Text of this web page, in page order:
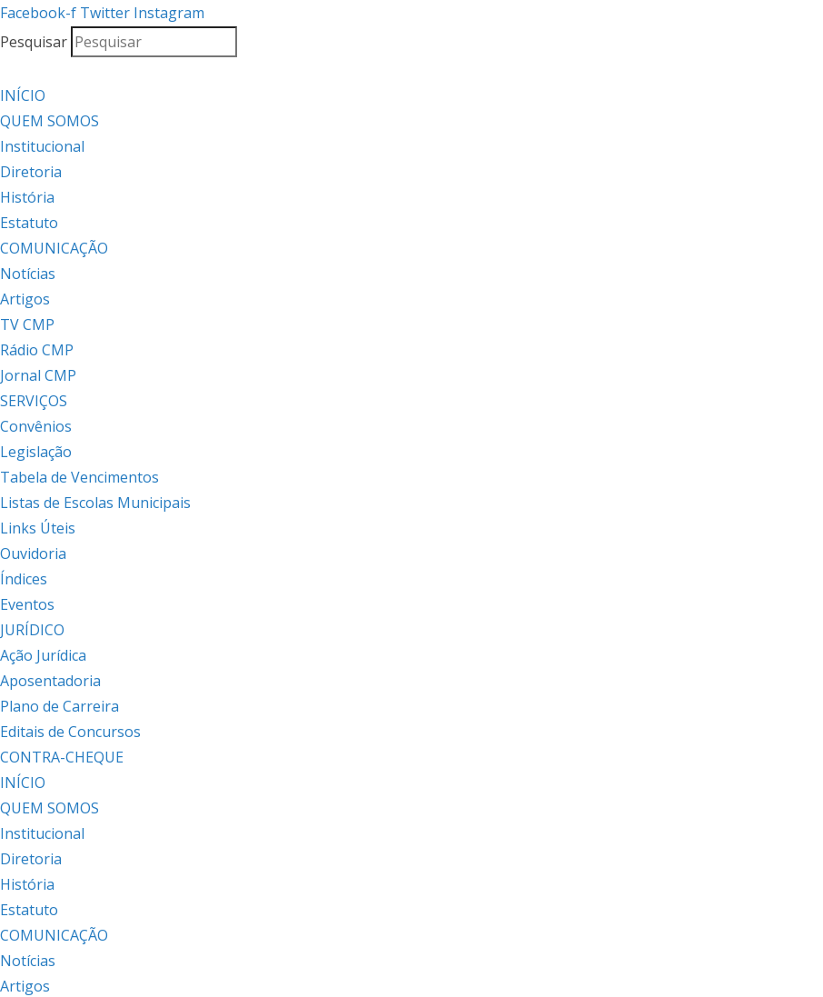
Facebook-f Twitter Instagram
Pesquisar
INÍCIO
QUEM SOMOS
Institucional
Diretoria
História
Estatuto
COMUNICAÇÃO
Notícias
Artigos
TV CMP
Rádio CMP
Jornal CMP
SERVIÇOS
Convênios
Legislação
Tabela de Vencimentos
Listas de Escolas Municipais
Links Úteis
Ouvidoria
Índices
Eventos
JURÍDICO
Ação Jurídica
Aposentadoria
Plano de Carreira
Editais de Concursos
CONTRA-CHEQUE
INÍCIO
QUEM SOMOS
Institucional
Diretoria
História
Estatuto
COMUNICAÇÃO
Notícias
Artigos